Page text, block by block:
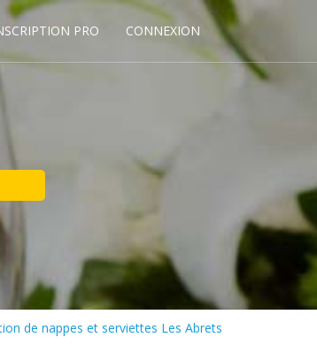
PRO CONNEXION
de nappes et serviettes Les Abrets